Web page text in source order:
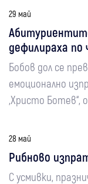
29 май
дефилираха по
Бобов дол се
емоционално
„Христо Ботев“,
28 май
Рибново
С усмивки,